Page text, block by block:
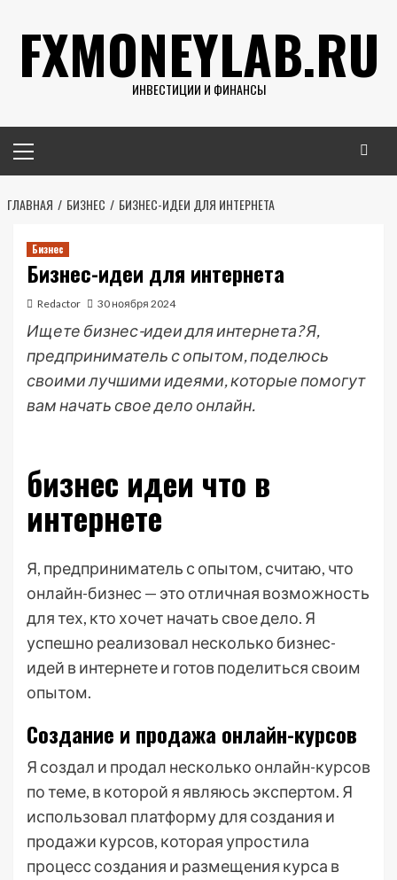
содержимому
FXMONEYLAB.RU
ИНВЕСТИЦИИ И ФИНАНСЫ
меню
ГЛАВНАЯ БИЗНЕС БИЗНЕС-ИДЕИ ДЛЯ ИНТЕРНЕТА
Бизнес
Бизнес-идеи для интернета
Redactor 30 ноября 2024
Ищете бизнес-идеи для интернета? Я,
предприниматель с опытом, поделюсь
своими лучшими идеями, которые помогут
вам начать свое дело онлайн.
бизнес идеи что в
интернете
Я, предприниматель с опытом, считаю, что
онлайн-бизнес — это отличная возможность
для тех, кто хочет начать свое дело. Я
успешно реализовал несколько бизнес-
идей в интернете и готов поделиться своим
опытом.
Создание и продажа онлайн-курсов
Я создал и продал несколько онлайн-курсов
по теме, в которой я являюсь экспертом. Я
использовал платформу для создания и
продажи курсов, которая упростила
процесс создания и размещения курса в